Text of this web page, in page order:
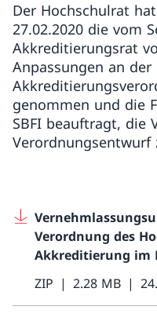
Der Hochschulrat
27.02.2020 die vom
Akkreditierungsrat
Anpassungen an der
genommen und die
SBFI beauftragt, die
Verordnungsentwurf
Verordnung des
Akkreditierung im
ZIP
2.28 MB